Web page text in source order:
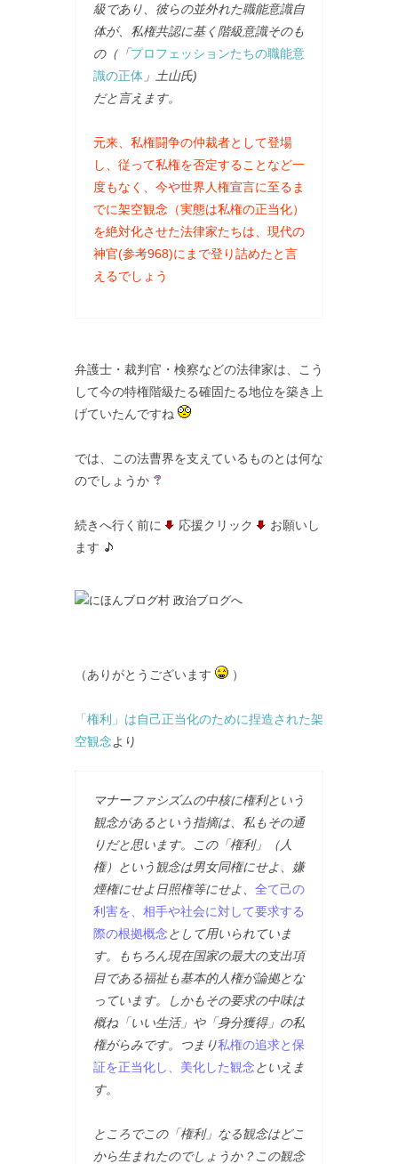
級であり、彼らの並外れた職能意識自
体が、私権共認に基く階級意識そのも
の（「プロフェッションたちの職能意
識の正体 」土山氏)
だと言えます。
元来、私権闘争の仲裁者として登場
し、従って私権を否定することなど一
度もなく、今や世界人権宣言に至るま
でに架空観念（実態は私権の正当化）
を絶対化させた法律家たちは、現代の
神官(参考968)にまで登り詰めたと言
えるでしょう
弁護士・裁判官・検察などの法律家は、こう
して今の特権階級たる確固たる地位を築き上
げていたんですね
では、この法曹界を支えているものとは何な
のでしょうか
続きへ行く前に 応援クリック
お願いし
ます
（ありがとうございます ）
「権利」は自己正当化のために捏造された架
空観念より
マナーファシズムの中核に権利という
観念があるという指摘は、私もその通
りだと思います。この「権利」（人
権）という観念は男女同権にせよ、嫌
煙権にせよ日照権等にせよ、 全て己の
利害を、相手や社会に対して要求する
際の根拠概念 として用いられていま
す。もちろん現在国家の最大の支出項
目である福祉も基本的人権が論拠とな
っています。しかもその要求の中味は
概ね「いい生活」や「身分獲得」の私
権がらみです。つまり私権の追求と保
証を正当化し、美化した観念 といえま
す。
ところでこの「権利」なる観念はどこ
から生まれたのでしょうか？この観念